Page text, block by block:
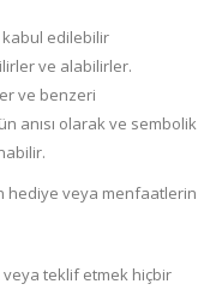
kabul edilebilir
ve alabilirler.
ve benzeri
anısı olarak ve sembolik
hediye veya menfaatlerin
teklif etmek hiçbir